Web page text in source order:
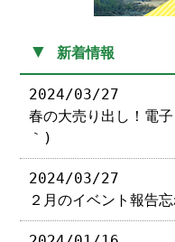
▼ 新着情報
2024/03/27
春の大売り出し！電
｀)
2024/03/27
２月のイベント報告